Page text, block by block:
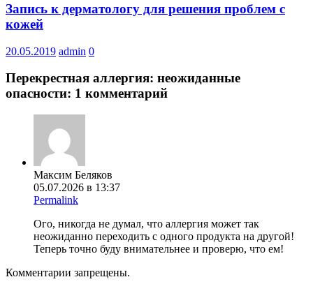
Запись к дерматологу для решения проблем с
кожей
20.05.2019 admin 0
Перекрестная аллергия: неожиданные
опасности: 1 комментарий
Максим Беляков
05.07.2026 в 13:37
Permalink
Ого, никогда не думал, что аллергия может так
неожиданно переходить с одного продукта на другой!
Теперь точно буду внимательнее и проверю, что ем!
Комментарии запрещены.